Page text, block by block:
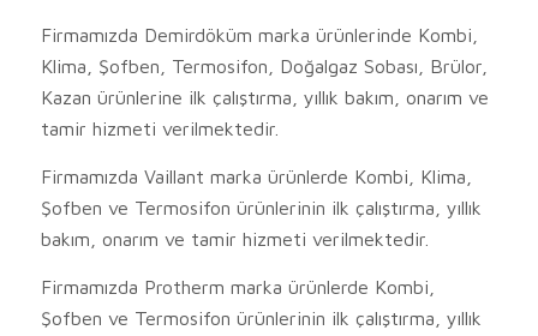
Firmamızda Demirdöküm marka ürünlerinde Kombi,
Klima, Şofben, Termosifon, Doğalgaz Sobası, Brülor,
Kazan ürünlerine ilk çalıştırma, yıllık bakım, onarım ve
tamir hizmeti verilmektedir.
Firmamızda Vaillant marka ürünlerde Kombi, Klima,
Şofben ve Termosifon ürünlerinin ilk çalıştırma, yıllık
bakım, onarım ve tamir hizmeti verilmektedir.
Firmamızda Protherm marka ürünlerde Kombi,
Şofben ve Termosifon ürünlerinin ilk çalıştırma, yıllık